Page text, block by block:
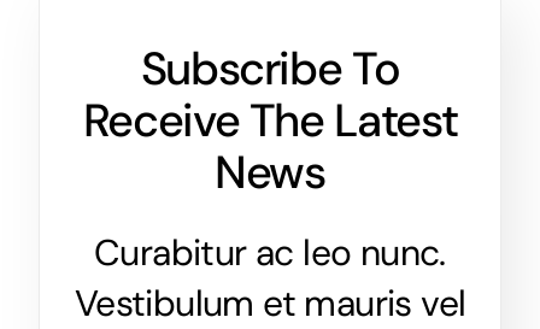
Subscribe To
Receive The Latest
News
Curabitur ac leo nunc.
Vestibulum et mauris vel